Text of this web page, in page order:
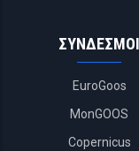
ΣΥΝΔΕΣΜΟΙ
EuroGoos
MonGOOS
Copernicus